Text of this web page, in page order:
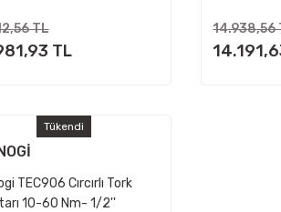
TL
TL
14.938,56
Tükendi
TEC906 Cırcırlı Tork
10-60 Nm- 1/2''